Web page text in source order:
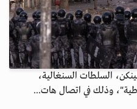
السلطات السنغالية،
وذلك في اتصال هات...